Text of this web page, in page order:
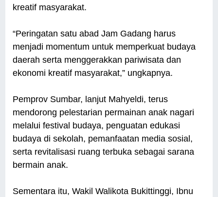
kreatif masyarakat.
“Peringatan satu abad Jam Gadang harus
menjadi momentum untuk memperkuat budaya
daerah serta menggerakkan pariwisata dan
ekonomi kreatif masyarakat,” ungkapnya.
Pemprov Sumbar, lanjut Mahyeldi, terus
mendorong pelestarian permainan anak nagari
melalui festival budaya, penguatan edukasi
budaya di sekolah, pemanfaatan media sosial,
serta revitalisasi ruang terbuka sebagai sarana
bermain anak.
Sementara itu, Wakil Walikota Bukittinggi, Ibnu